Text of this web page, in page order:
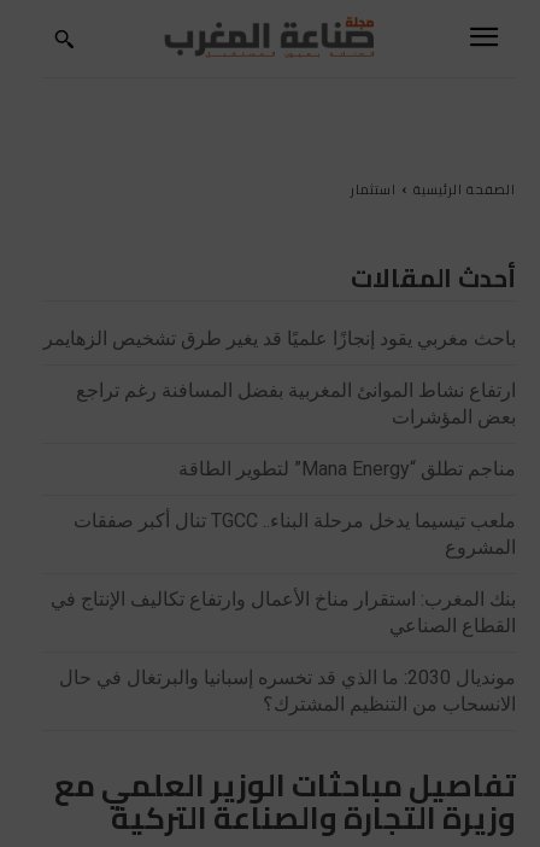
الصفحة الرئيسية استثمار
أحدث المقالات
باحث مغربي يقود إنجازًا علميًا قد يغير طرق تشخيص الزهايمر
ارتفاع نشاط الموانئ المغربية بفضل المسافنة رغم تراجع
بعض المؤشرات
مناجم تطلق “Mana Energy” لتطوير الطاقة
ملعب تيسيما يدخل مرحلة البناء.. TGCC تنال أكبر صفقات
المشروع
بنك المغرب: استقرار مناخ الأعمال وارتفاع تكاليف الإنتاج في
القطاع الصناعي
مونديال 2030: ما الذي قد تخسره إسبانيا والبرتغال في حال
الانسحاب من التنظيم المشترك؟
تفاصيل مباحثات الوزير العلمي مع
وزيرة التجارة والصناعة التركية